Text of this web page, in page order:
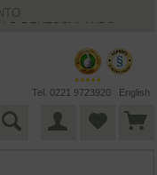
DEUTSCHLANDS
Tel. 0221 9723920 English